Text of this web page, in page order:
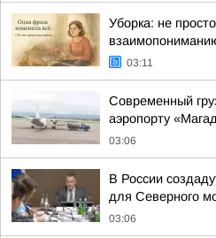
Уборка: не
03:11
Современный
аэропорту
03:06
В России
для Северного
03:06